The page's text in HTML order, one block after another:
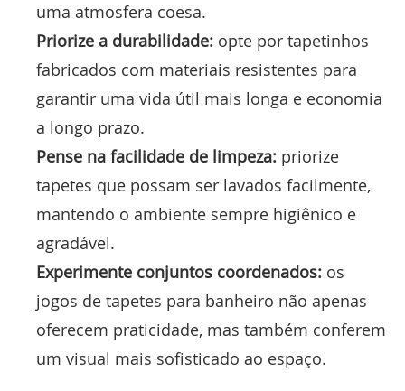
uma atmosfera coesa.
Priorize a durabilidade: opte por tapetinhos
fabricados com materiais resistentes para
garantir uma vida útil mais longa e economia
a longo prazo.
Pense na facilidade de limpeza: priorize
tapetes que possam ser lavados facilmente,
mantendo o ambiente sempre higiênico e
agradável.
Experimente conjuntos coordenados: os
jogos de tapetes para banheiro não apenas
oferecem praticidade, mas também conferem
um visual mais sofisticado ao espaço.